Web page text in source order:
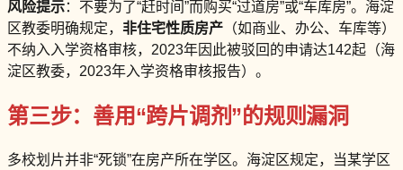
风险提示：不要为了“赶时间”而购买“过道房”或“车库房”。海淀
区教委明确规定， 非住宅性质房产 （如商业、办公、车库等）
不纳入入学资格审核，2023年因此被驳回的申请达142起（海
淀区教委，2023年入学资格审核报告）。
第三步：善用“跨片调剂”的规则漏洞
多校划片并非“死锁”在房产所在学区。海淀区规定，当某学区